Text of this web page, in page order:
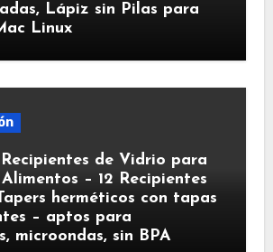
Lápiz sin Pilas para
Linux
de Vidrio para
– 12 Recipientes
herméticos con tapas
– aptos para
microondas, sin BPA